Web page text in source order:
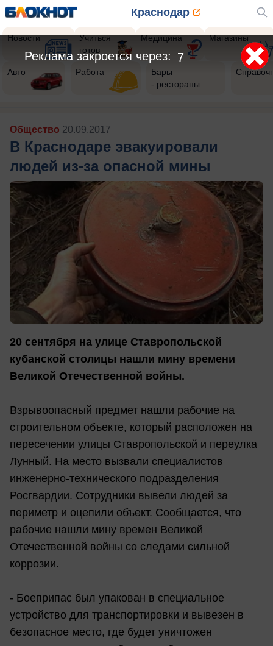
Краснодар
Новости
Учиться
готов
Медицина Магазины
Авто Работа
Бары
- рестораны
Общество 20.09.2017
В Краснодаре эвакуировали
людей из-за опасной мины
20 сентября на улице Ставропольской
кубанской столицы нашли мину времени
Великой Отечественной войны.
Взрывоопасный предмет нашли рабочие на
строительном объекте, который расположен на
пересечении улицы Ставропольской и переулка
Лунный. На место вызвали специалистов
инженерно-технического подразделения
Росгвардии. Сотрудники вывели людей за
периметр и оцепили объект. Сообщается, что
рабочие нашли мину времен Великой
Отечественной войны со следами сильной
коррозии.
- Боеприпас был упакован в специальное
устройство для транспортировки и вывезен в
безопасное место, где будет уничтожен
5
Реклама закроется через: